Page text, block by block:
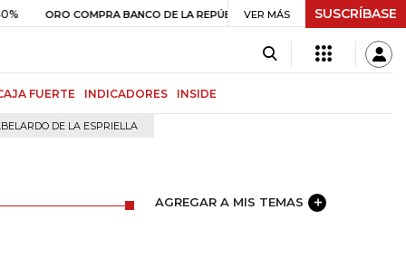
COMPRA BANCO DE LA REPÚBLICA $ 408.498,97 +$ 8.753,81 +2,19%
VER MÁS SUSCRÍBASE
FUERTE INDICADORES INSIDE
DE LA ESPRIELLA
AGREGAR A MIS TEMAS